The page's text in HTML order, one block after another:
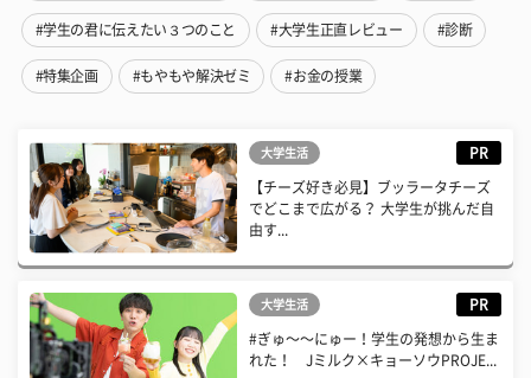
#学生の君に伝えたい３つのこと #大学生正直レビュー #診断
#特集企画 #もやもや解決ゼミ #お金の授業
大学生活 PR
【チーズ好き必見】ブッラータチーズ
でどこまで広がる？ 大学生が挑んだ自
由す...
大学生活 PR
#ぎゅ〜〜にゅー！学生の発想から生ま
れた！ Jミルク×キョーソウPROJE...